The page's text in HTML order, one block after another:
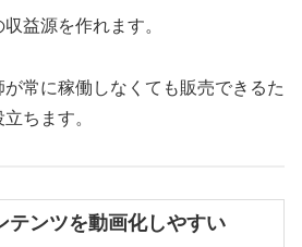
益源を作れます。
常に稼働しなくても販売できるた
ちます。
テンツを動画化しやすい